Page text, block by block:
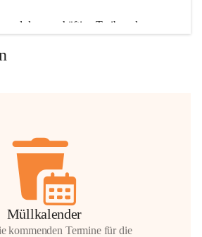
das geschäftige Treiben der
Müllkalender
kommenden Termine für die